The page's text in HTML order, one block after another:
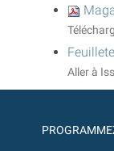
Aller à